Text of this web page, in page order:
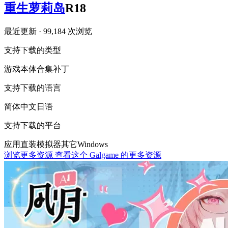
重生萝莉岛R18
最近更新 · 99,184 次浏览
支持下载的类型
游戏本体合集补丁
支持下载的语言
简体中文 日语
支持下载的平台
应用直装模拟器其它Windows
浏览更多资源 查看这个 Galgame 的更多资源